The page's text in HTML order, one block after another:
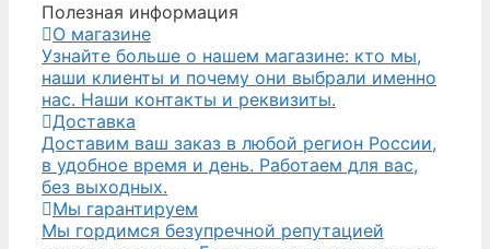
Полезная информация
О магазине
Узнайте больше о нашем магазине: кто мы,
наши клиенты и почему они выбрали именно
нас. Наши контакты и реквизиты.
Доставка
Доставим ваш заказ в любой регион России,
в удобное время и день. Работаем для вас,
без выходных.
Мы гарантируем
Мы гордимся безупречной репутацией